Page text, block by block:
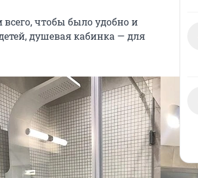
чтобы было удобно и
душевая кабинка — для